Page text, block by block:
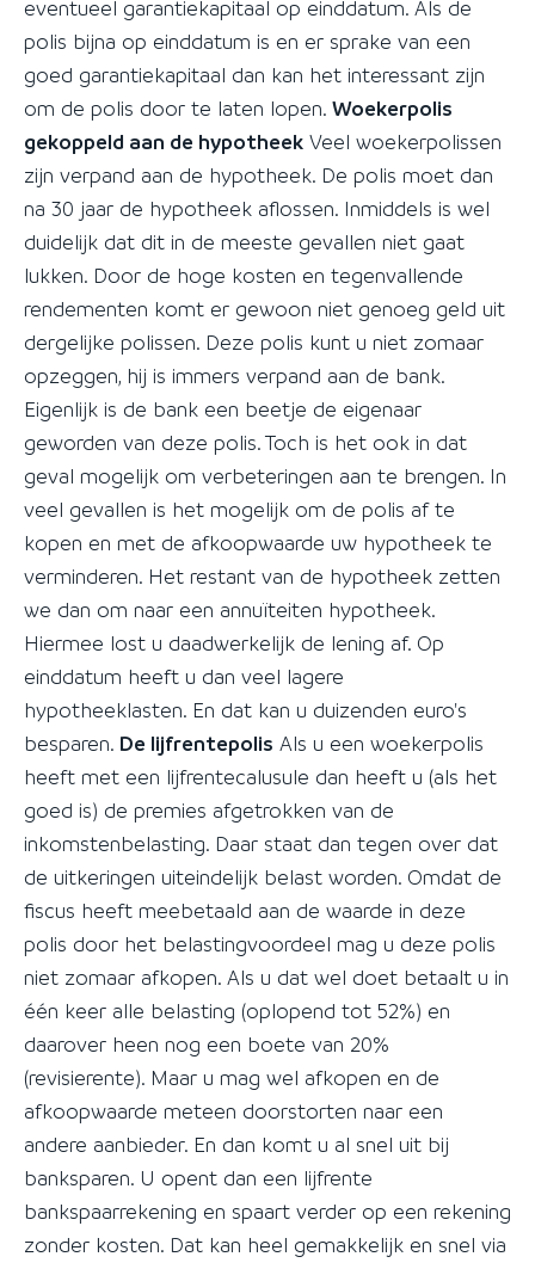
eventueel garantiekapitaal op einddatum. Als de
polis bijna op einddatum is en er sprake van een
goed garantiekapitaal dan kan het interessant zijn
om de polis door te laten lopen. Woekerpolis
gekoppeld aan de hypotheek Veel woekerpolissen
zijn verpand aan de hypotheek. De polis moet dan
na 30 jaar de hypotheek aflossen. Inmiddels is wel
duidelijk dat dit in de meeste gevallen niet gaat
lukken. Door de hoge kosten en tegenvallende
rendementen komt er gewoon niet genoeg geld uit
dergelijke polissen. Deze polis kunt u niet zomaar
opzeggen, hij is immers verpand aan de bank.
Eigenlijk is de bank een beetje de eigenaar
geworden van deze polis. Toch is het ook in dat
geval mogelijk om verbeteringen aan te brengen. In
veel gevallen is het mogelijk om de polis af te
kopen en met de afkoopwaarde uw hypotheek te
verminderen. Het restant van de hypotheek zetten
we dan om naar een annuïteiten hypotheek.
Hiermee lost u daadwerkelijk de lening af. Op
einddatum heeft u dan veel lagere
hypotheeklasten. En dat kan u duizenden euro's
besparen. De lijfrentepolis Als u een woekerpolis
heeft met een lijfrentecalusule dan heeft u (als het
goed is) de premies afgetrokken van de
inkomstenbelasting. Daar staat dan tegen over dat
de uitkeringen uiteindelijk belast worden. Omdat de
fiscus heeft meebetaald aan de waarde in deze
polis door het belastingvoordeel mag u deze polis
niet zomaar afkopen. Als u dat wel doet betaalt u in
één keer alle belasting (oplopend tot 52%) en
daarover heen nog een boete van 20%
(revisierente). Maar u mag wel afkopen en de
afkoopwaarde meteen doorstorten naar een
andere aanbieder. En dan komt u al snel uit bij
banksparen. U opent dan een lijfrente
bankspaarrekening en spaart verder op een rekening
zonder kosten. Dat kan heel gemakkelijk en snel via